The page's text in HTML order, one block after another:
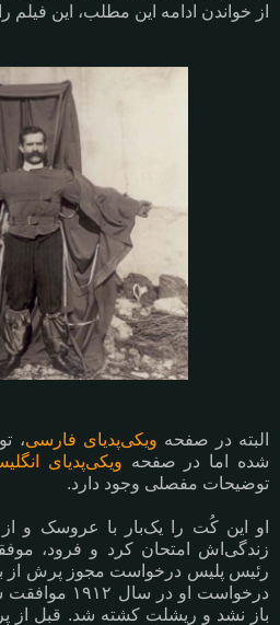
از خواندن ادامه این مطلب، این فیلم را
البته در صفحه ویکی‌پدیای فارسی،
شده اما در صفحه ویکی‌پدیای
توضیحات مفصلی وجود دارد.
او این کُت را یک‌بار با عروسک و
زندگی‌اش امتحان کرد و فرود،
رئیس پلیس درخواست مجوز پرش از
درخواست او
باز نشد و ریشلت کشته شد. قبل از